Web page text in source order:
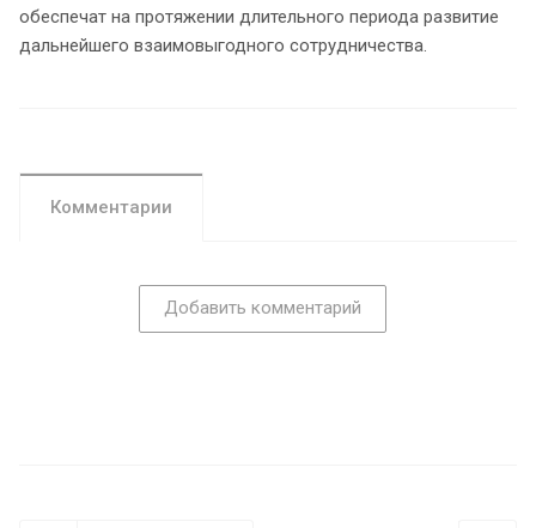
обеспечат на протяжении длительного периода развитие
дальнейшего взаимовыгодного сотрудничества.
Комментарии
Добавить комментарий